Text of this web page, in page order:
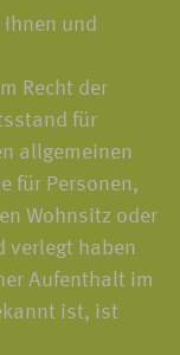
und
Recht der
für
allgemeinen
für Personen,
Wohnsitz oder
verlegt haben
Aufenthalt im
ist, ist